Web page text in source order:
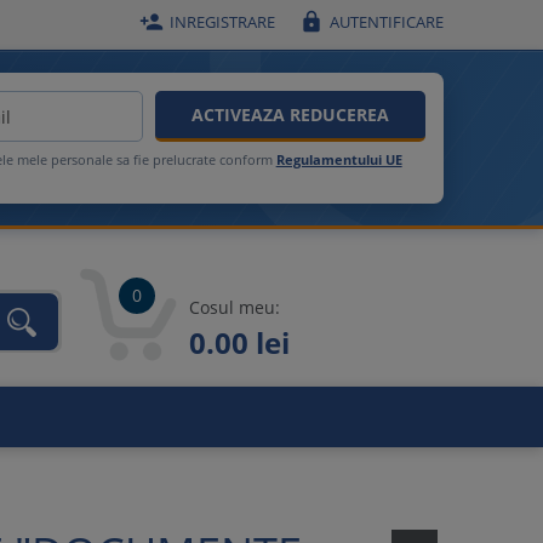
 INREGISTRARE  AUTENTIFICARE
ACTIVEAZA REDUCEREA
mele personale sa fie prelucrate conform Regulamentului UE
0
Cosul meu:
0.00 lei